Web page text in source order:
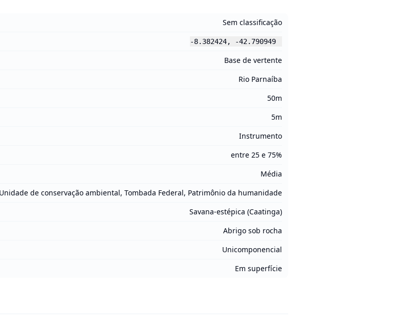
Sem classificação
-8.382424, -42.790949
Base de vertente
Rio Parnaíba
50m
5m
Instrumento
entre 25 e 75%
Média
Unidade de conservação ambiental, Tombada Federal, Patrimônio da humanidade
Savana-estépica (Caatinga)
Abrigo sob rocha
Unicomponencial
Em superfície